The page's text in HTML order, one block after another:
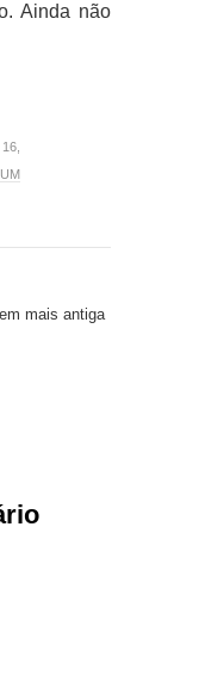
Ainda não
mais antiga